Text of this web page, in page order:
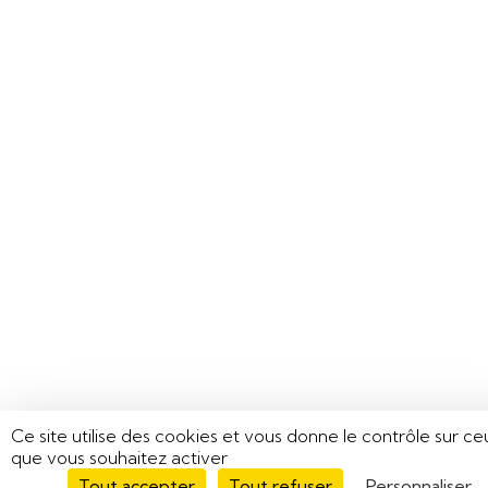
Ce site utilise des cookies et vous donne le contrôle sur
que vous souhaitez activer